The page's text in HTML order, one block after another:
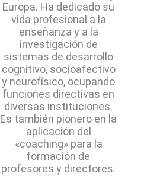
Europa. Ha dedicado su
vida profesional a la
enseñanza y a la
investigación de
sistemas de desarrollo
cognitivo, socioafectivo
y neurofísico, ocupando
funciones directivas en
diversas instituciones.
Es también pionero en la
aplicación del
«coaching» para la
formación de
profesores y directores.